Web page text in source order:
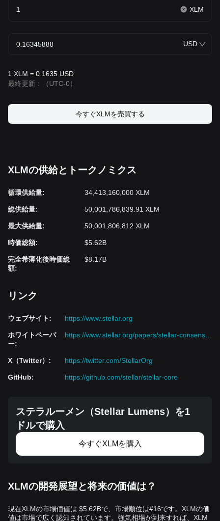
今すぐ
るものではなく、また投資、金融、取引のアドバイスをするもの
XLM
USD
1 XLM = 0.1635 USD
最終更新：
（UTC-0）
今すぐXLMを売買する
XLMの供給とトークノミクス
循環供給量: 34,413,160,000 XLM
‌総供給量: 50,001,786,839.91 XLM
‌最大供給量: 50,001,806,812 XLM
時価総額: $5.62B
完全希薄化後時価総
額:
$8.17B
リンク
ウェブサイト: https://www.stellar.org
ホワイトペーパ
ー:
X（Twitter） : https://twitter.com/StellarOrg
GitHub: https://github.com/stellar/stellar-core
ステラルーメン（Stellar Lumens）を1
ドルで購入
今すぐXLMを購入
XLMの開発展望と将来の価値は？
現在XLMの市場価値は $5.62Bで、市場順位は#16です。XLMの価
値は市場で広く認知されています。強気相場が到来すれば、XLM